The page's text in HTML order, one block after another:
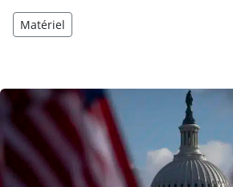
Matériel